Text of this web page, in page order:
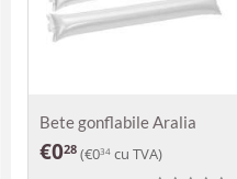
Bete gonflabile Aralia
€028 (€034 cu TVA)